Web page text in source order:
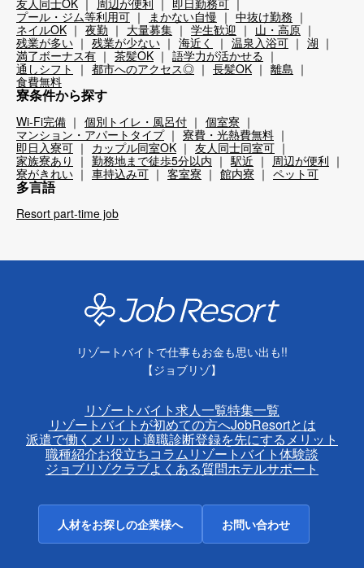
友人同士OK
周辺が便利
即日勤務可
プール・ジム等利用可
まかない自慢
中抜け勤務
ネイルOK
夜勤 大量募集 学生歓迎
山・高原
残業が多い
残業が少ない 海近く 温泉入浴可
湖
満了ボーナス有
茶髪OK
語学力が活かせる
通しシフト
都市へのアクセス◎ 長髪OK
離島
食費無料
寮条件から探す
Wi-Fi完備 個別トイレ・風呂付
個室寮
マンション・アパートタイプ
寮費・光熱費無料
即日入寮可
カップル同室OK
友人同士同室可
家族寮あり
勤務地まで徒歩5分以内 駅近
周辺が便利
寮がきれい
車持込み可 客室寮 館内寮 ペット可
多言語
Resort part-time job
リゾートバイトで仕事もお金も思い出も!!
【ジョブリゾ】
リゾートバイト求人一覧特集一覧
リゾートバイトが初めての方へJobResortとは
派遣で働くメリット適職診断登録を先にするメリット
職種紹介お役立ちコラム リゾートバイト体験談
ジョブリゾクラブよくある質問ホテルサポート
人材をお探しの企業様へ お問い合わせ